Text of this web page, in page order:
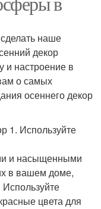
наше
декор
и настроение в
о самых
осеннего декор
1. Используйте
и насыщенными
в вашем доме,
цвета для